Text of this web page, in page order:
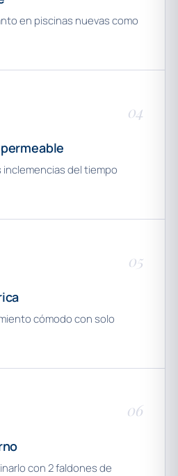
en piscinas nuevas como
04
del tiempo
05
cómodo con solo
06
con 2 faldones de